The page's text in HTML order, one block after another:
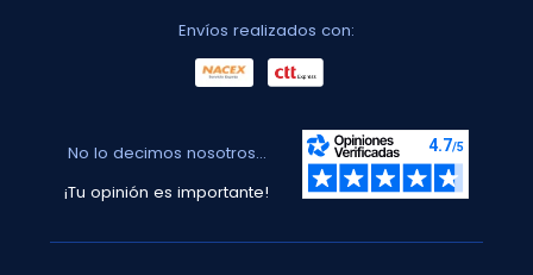
Envíos realizados con:
No lo decimos nosotros...
¡Tu opinión es importante!